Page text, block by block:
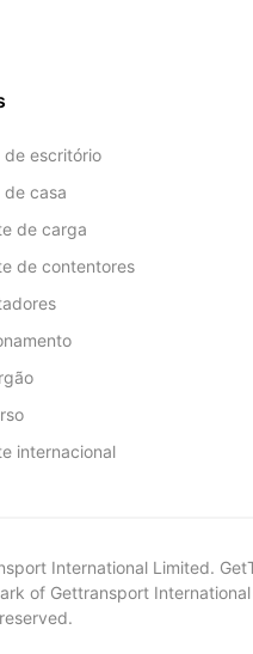
de escritório
de casa
de carga
de contentores
internacional
International Limited.
of Gettransport